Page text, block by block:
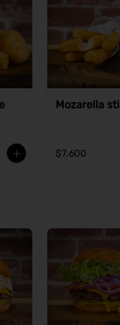
Mozarella
$7.600